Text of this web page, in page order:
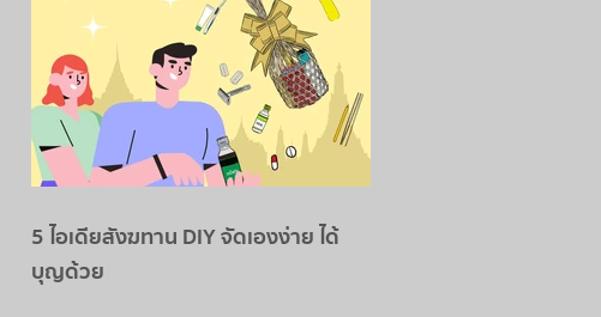
5 ไอเดียสังฆทาน DIY จัดเองง่าย ได้
บุญด้วย